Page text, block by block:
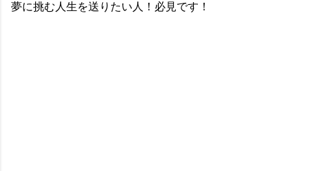
夢に挑む人生を送りたい人！必見です！